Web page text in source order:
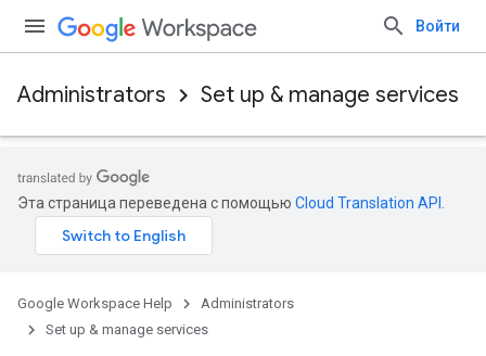
Войти
Administrators Set up & manage services
Эта страница переведена с помощью Cloud Translation API
Google Workspace Help
Administrators
Set up & manage services